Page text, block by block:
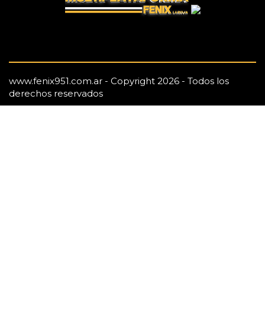
www.fenix951.com.ar - Copyright 2026 - Todos los
derechos reservados